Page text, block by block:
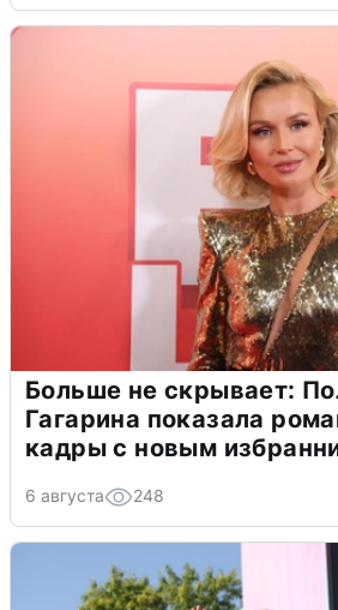
Больше не скрывает:
Гагарина показала
кадры с новым
6 августа 248